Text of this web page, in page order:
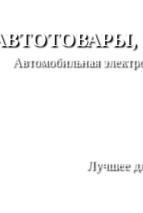
Автомобильная
Лучшее